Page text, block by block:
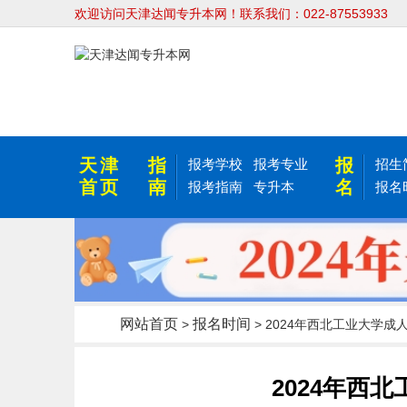
欢迎访问天津达闻专升本网！联系我们：022-87553933
天津
首页
指
南
报考学校
报考专业
报考指南
专升本
报
名
招生
报名
网站首页 > 报名时间 > 2024年西北工业大学成
2024年西北